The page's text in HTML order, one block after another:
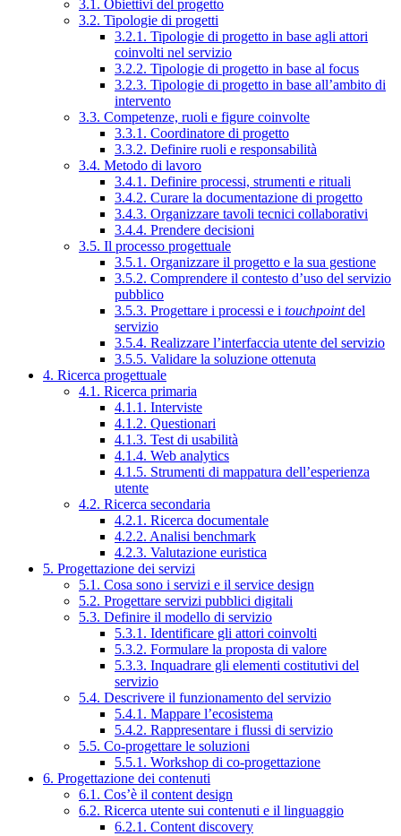
3.1. Obiettivi del progetto
3.2. Tipologie di progetti
3.2.1. Tipologie di progetto in base agli attori
coinvolti nel servizio
3.2.2. Tipologie di progetto in base al focus
3.2.3. Tipologie di progetto in base all’ambito di
intervento
3.3. Competenze, ruoli e figure coinvolte
3.3.1. Coordinatore di progetto
3.3.2. Definire ruoli e responsabilità
3.4. Metodo di lavoro
3.4.1. Definire processi, strumenti e rituali
3.4.2. Curare la documentazione di progetto
3.4.3. Organizzare tavoli tecnici collaborativi
3.4.4. Prendere decisioni
3.5. Il processo progettuale
3.5.1. Organizzare il progetto e la sua gestione
3.5.2. Comprendere il contesto d’uso del servizio
pubblico
3.5.3. Progettare i processi e i touchpointdel
servizio
3.5.4. Realizzare l’interfaccia utente del servizio
3.5.5. Validare la soluzione ottenuta
4. Ricerca progettuale
4.1. Ricerca primaria
4.1.1. Interviste
4.1.2. Questionari
4.1.3. Test di usabilità
4.1.4. Web analytics
4.1.5. Strumenti di mappatura dell’esperienza
utente
4.2. Ricerca secondaria
4.2.1. Ricerca documentale
4.2.2. Analisi benchmark
4.2.3. Valutazione euristica
5. Progettazione dei servizi
5.1. Cosa sono i servizi e il service design
5.2. Progettare servizi pubblici digitali
5.3. Definire il modello di servizio
5.3.1. Identificare gli attori coinvolti
5.3.2. Formulare la proposta di valore
5.3.3. Inquadrare gli elementi costitutivi del
servizio
5.4. Descrivere il funzionamento del servizio
5.4.1. Mappare l’ecosistema
5.4.2. Rappresentare i flussi di servizio
5.5. Co-progettare le soluzioni
5.5.1. Workshop di co-progettazione
6. Progettazione dei contenuti
6.1. Cos’è il content design
6.2. Ricerca utente sui contenuti e il linguaggio
6.2.1. Content discovery